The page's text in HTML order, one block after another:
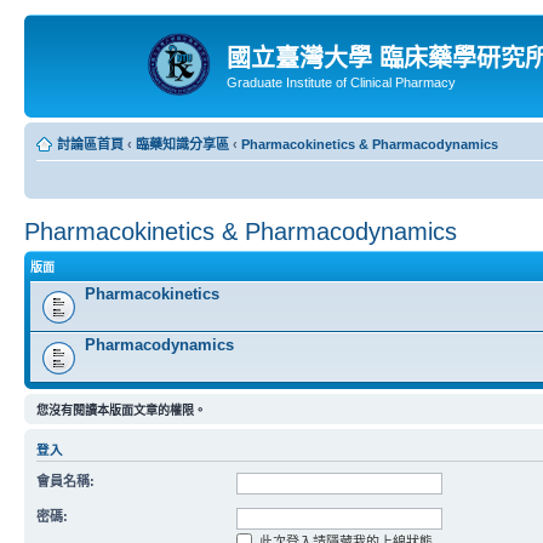
國立臺灣大學 臨床藥學研究
Graduate Institute of Clinical Pharmacy
討論區首頁 ‹ 臨藥知識分享區 ‹ Pharmacokinetics & Pharmacodynamics
Pharmacokinetics & Pharmacodynamics
版面
Pharmacokinetics
Pharmacodynamics
您沒有閱讀本版面文章的權限。
登入
會員名稱:
密碼: